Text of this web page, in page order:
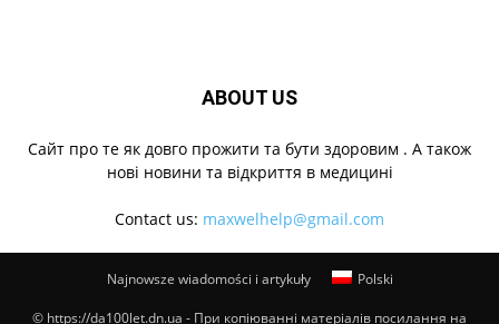
ABOUT US
Cайт про те як довго прожити та бути здоровим . А також
нові новини та відкриття в медицині
Contact us: maxwelhelp@gmail.com
Najnowsze wiadomości i artykuły Polski
© https://da100let.dn.ua - При копіюванні матеріалів посилання на